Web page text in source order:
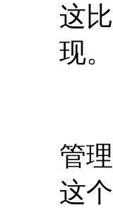
这
现
第
管
这